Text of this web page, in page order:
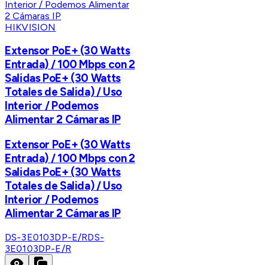
HIKVISION
Extensor PoE+ (30 Watts
Entrada) / 100 Mbps con 2
Salidas PoE+ (30 Watts
Totales de Salida) / Uso
Interior / Podemos
Alimentar 2 Cámaras IP
Extensor PoE+ (30 Watts
Entrada) / 100 Mbps con 2
Salidas PoE+ (30 Watts
Totales de Salida) / Uso
Interior / Podemos
Alimentar 2 Cámaras IP
DS-3E0103DP-E/RDS-
3E0103DP-E/R